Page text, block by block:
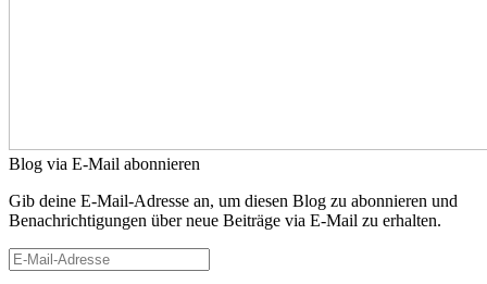
Blog via E-Mail abonnieren
Gib deine E-Mail-Adresse an, um diesen Blog zu abonnieren und
Benachrichtigungen über neue Beiträge via E-Mail zu erhalten.
E-